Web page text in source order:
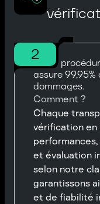
2
Notre
assure
dommages.
Comment ?
Chaque
vérification en
et évaluation
selon notre
garantissons
et de fiabilité